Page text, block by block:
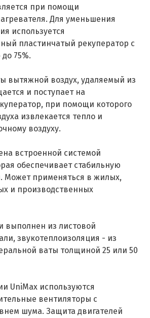
при помощи
Для уменьшения
используется
пластинчатый рекуператор с
75%.
вытяжной воздух, удаляемый из
и поступает на
при помощи которого
извлекается тепло и
воздуху.
встроенной системой
обеспечивает стабильную
Может применяться в жилых,
и производственных
выполнен из листовой
звукотеплоизоляция - из
ваты толщиной 25 или 50
UniMax используются
вентиляторы с
шума. Защита двигателей